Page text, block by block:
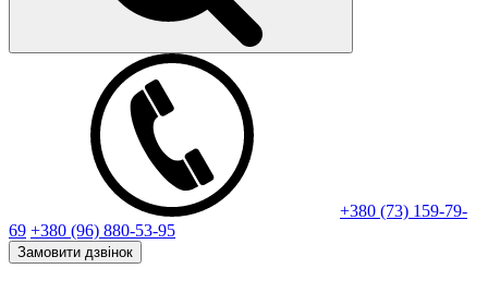
+380 (73) 159-79-
69 +380 (96) 880-53-95
Замовити дзвінок